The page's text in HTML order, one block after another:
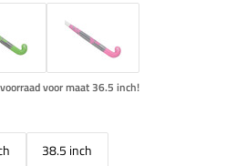
voor maat 36.5 inch!
38.5 inch